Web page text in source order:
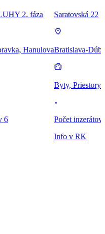
2. fáza
Hanulova
6
Saratovská 22
Bratislava-
Byty, Priestory
Počet inzerátov
Info v RK